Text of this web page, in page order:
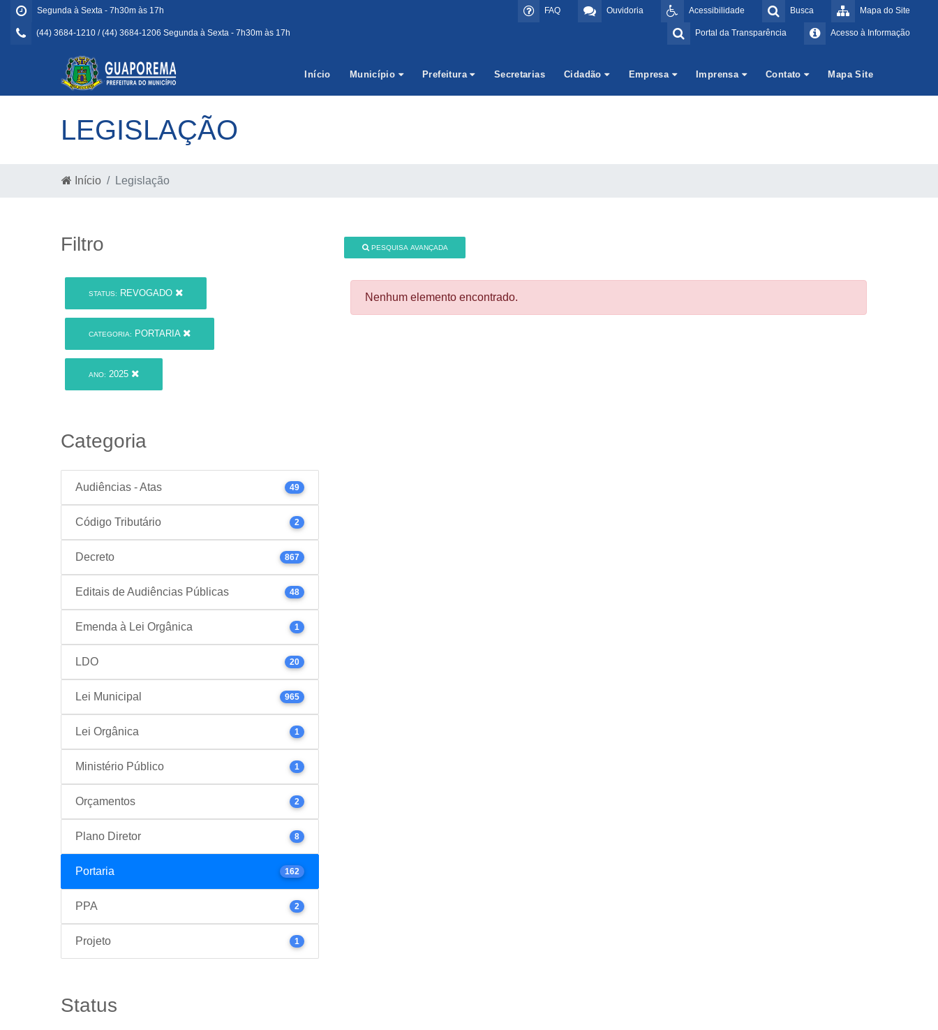
Segunda à Sexta - 7h30m às 17h
(44) 3684-1210 / (44) 3684-1206 Segunda à Sexta - 7h30m às 17h
Mapa do Site
Busca
Acessibilidade
Ouvidoria
FAQ
Acesso à Informação
Portal da Transparência
Início Município Prefeitura Secretarias Cidadão Empresa Imprensa Contato Mapa Site
LEGISLAÇÃO
Início Legislação
Filtro
STATUS: REVOGADO
CATEGORIA: PORTARIA
ANO: 2025
Categoria
Audiências - Atas 49
Código Tributário 2
Decreto 867
Editais de Audiências Públicas 48
Emenda à Lei Orgânica 1
LDO 20
Lei Municipal 965
Lei Orgânica 1
Ministério Público 1
Orçamentos 2
Plano Diretor 8
Portaria 162
PPA 2
Projeto 1
Status
PESQUISA AVANÇADA
Nenhum elemento encontrado.